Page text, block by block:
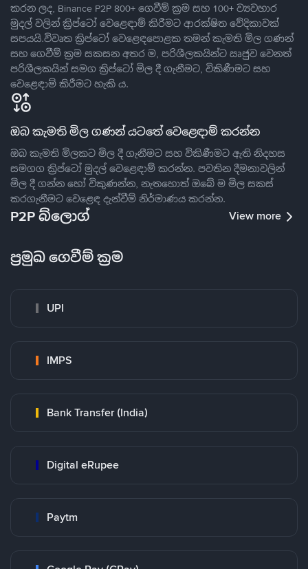
කරන ලද, Binance P2P 800+ ගෙවීම් ක්‍රම සහ 100+ ව්‍යවහාර
මුදල් වලින් ක්‍රිප්ටෝ වෙළෙඳාම් කිරීමට ආරක්ෂිත වේදිකාවක්
සපයයි.විවෘත ක්‍රිප්ටෝ වෙළෙඳපොළක තමන් කැමති මිල ගණන්
සහ ගෙවීම් ක්‍රම සකසන අතර ම, පරිශීලකයින්ට ඍජුව වෙනත්
පරිශීලකයින් සමග ක්‍රිප්ටෝ මිල දී ගැනීමට, විකිණීමට සහ
වෙළෙඳාම් කිරීමට හැකි ය.
ඔබ කැමති මිල ගණන් යටතේ වෙළෙඳාම් කරන්න
ඔබ කැමති මිලකට මිල දී ගැනීමට සහ විකිණීමට ඇති නිදහස
සමගග ක්‍රිප්ටෝ මුදල් වෙළෙඳාම් කරන්න. පවතින දීමනාවලින්
මිල දී ගන්න හෝ විකුණන්න, නැතහොත් ඔබේ ම මිල සකස්
කරගැනීමට වෙළෙඳ දැන්වීම් නිර්මාණය කරන්න.
P2P බ්ලොග් View more
ප්‍රමුඛ ගෙවීම් ක්‍රම
UPI
IMPS
Bank Transfer (India)
Digital eRupee
Paytm